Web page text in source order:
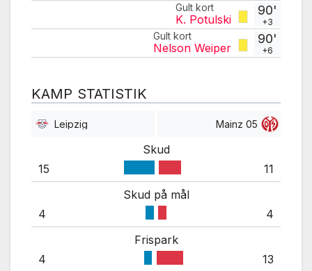
90'
+3
Gult kort
K. Potulski
90'
+6
Gult kort
Nelson Weiper
KAMP STATISTIK
Leipzig Mainz 05
Skud
15
11
Skud på mål
4
4
Frispark
4
13